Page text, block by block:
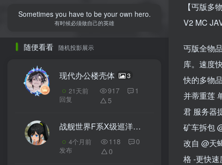
Sometimes you have to be your own hero.
有时候必须做自己的英雄
随便看看 随机投影展示
现代办公楼壳体 3
21天前
回复
917
1
5
战舰世界F系X级巡洋舰马赛号
4个月前
发布
118
0
0
【丐版
V2 MC
丐版全物
库。速度
快的多物
并蒂重莲
君 服务器
矿车拆包
改自 @天
格 -更快